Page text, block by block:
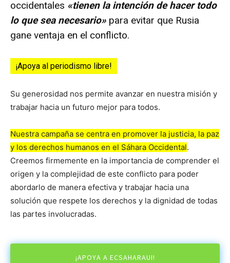
occidentales «tienen la intención de hacer todo
lo que sea necesario» para evitar que Rusia
gane ventaja en el conflicto.
¡Apoya al periodismo libre!
Su generosidad nos permite avanzar en nuestra misión y
trabajar hacia un futuro mejor para todos.
Nuestra campaña se centra en promover la justicia, la paz
y los derechos humanos en el Sáhara Occidental.
Creemos firmemente en la importancia de comprender el
origen y la complejidad de este conflicto para poder
abordarlo de manera efectiva y trabajar hacia una
solución que respete los derechos y la dignidad de todas
las partes involucradas.
¡APOYA A ECSAHARAUI!